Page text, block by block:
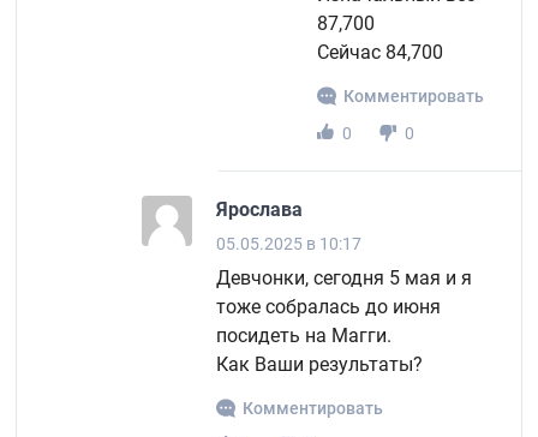
87,700
Сейчас 84,700
Комментировать
0
0
Ярослава
05.05.2025 в 10:17
Девчонки, сегодня 5 мая и я
тоже собралась до июня
посидеть на Магги.
Как Ваши результаты?
Комментировать